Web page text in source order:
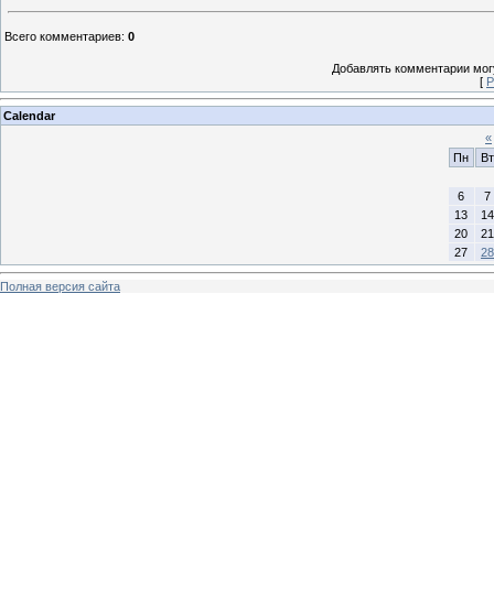
Всего комментариев: 0
Добавлять комментарии
[
Calendar
«
Пн
Вт
6
7
13
14
20
21
27
28
Полная версия сайта